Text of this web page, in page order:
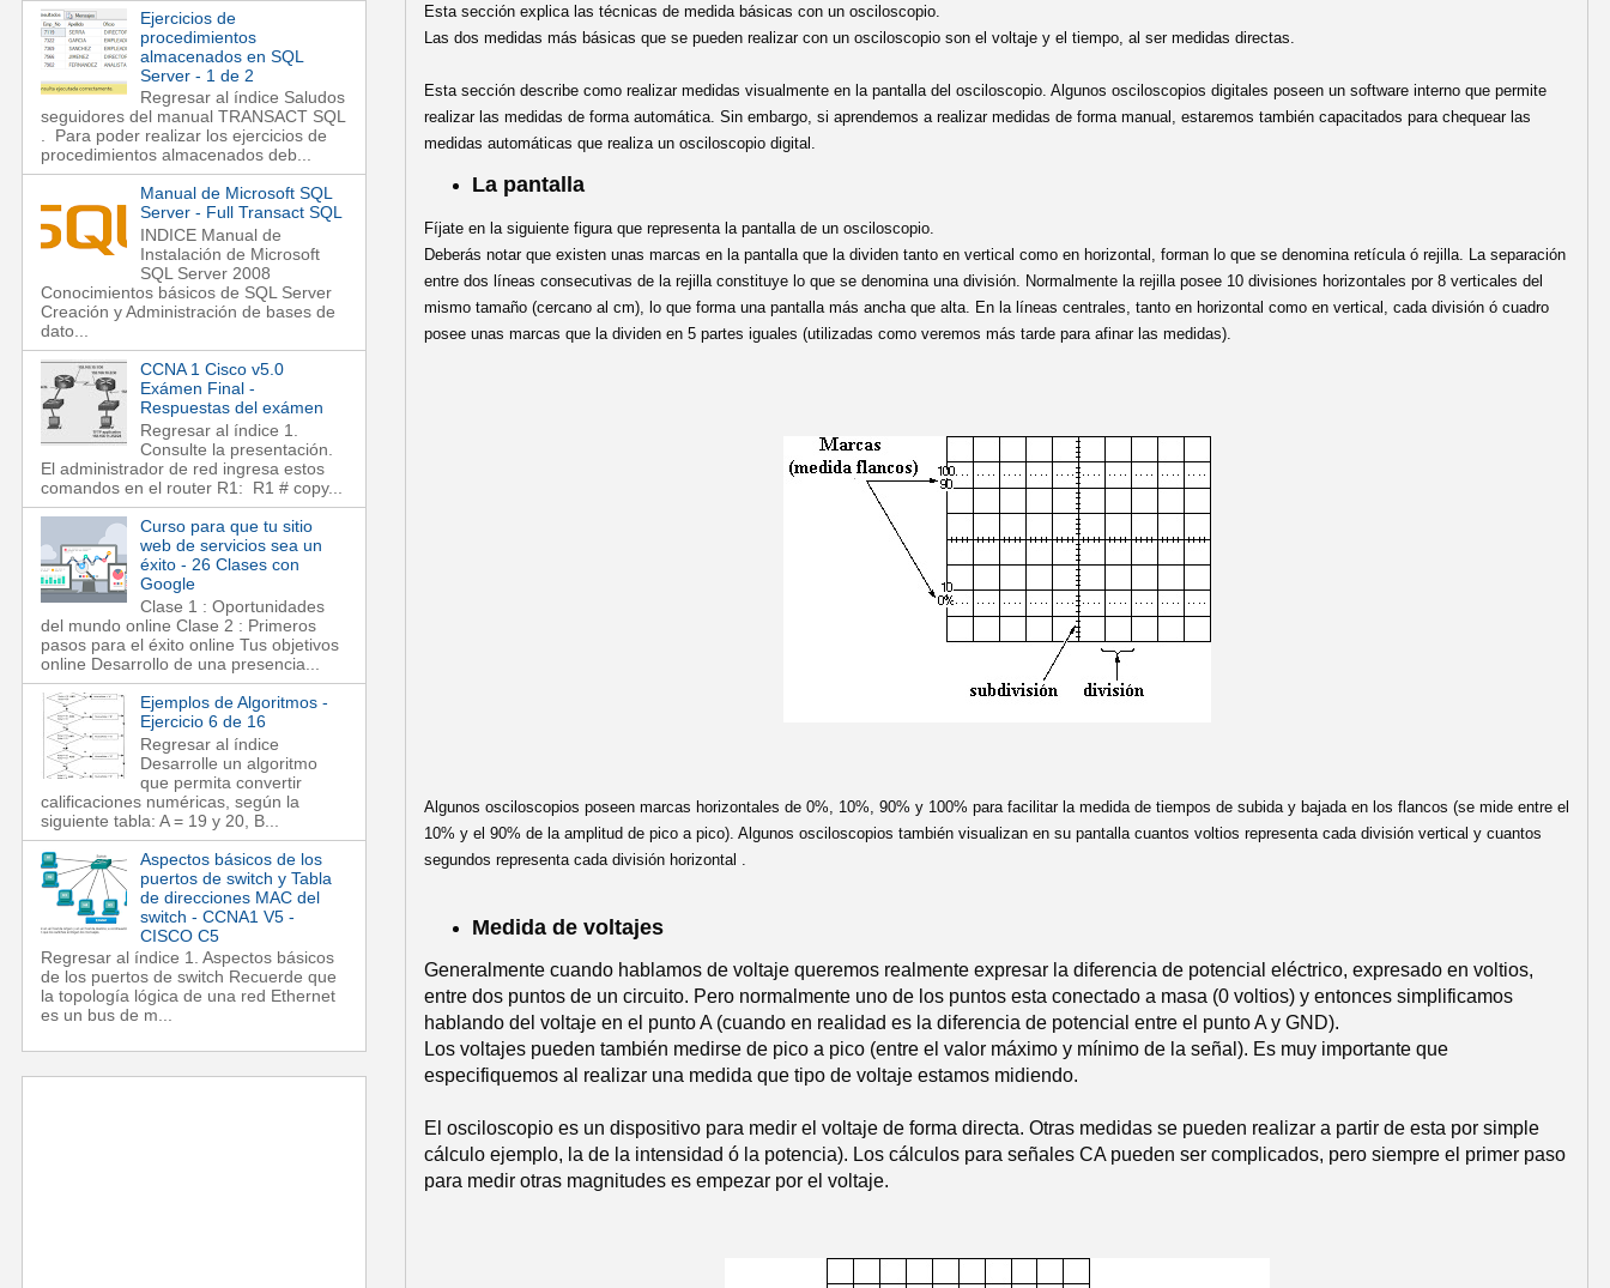
Esta sección explica las técnicas de medida básicas con un osciloscopio.
Las dos medidas más básicas que se pueden realizar con un osciloscopio son el voltaje y el tiempo, al ser medidas directas.
Esta sección describe como realizar medidas visualmente en la pantalla del osciloscopio. Algunos osciloscopios digitales poseen un software interno que permite
realizar las medidas de forma automática. Sin embargo, si aprendemos a realizar medidas de forma manual, estaremos también capacitados para chequear las
medidas automáticas que realiza un osciloscopio digital.
La pantalla
Fíjate en la siguiente figura que representa la pantalla de un osciloscopio.
Deberás notar que existen unas marcas en la pantalla que la dividen tanto en vertical como en horizontal, forman lo que se denomina retícula ó rejilla. La separación
entre dos líneas consecutivas de la rejilla constituye lo que se denomina una división. Normalmente la rejilla posee 10 divisiones horizontales por 8 verticales del
mismo tamaño (cercano al cm), lo que forma una pantalla más ancha que alta. En la líneas centrales, tanto en horizontal como en vertical, cada división ó cuadro
posee unas marcas que la dividen en 5 partes iguales (utilizadas como veremos más tarde para afinar las medidas).
Algunos osciloscopios poseen marcas horizontales de 0%, 10%, 90% y 100% para facilitar la medida de tiempos de subida y bajada en los flancos (se mide entre el
10% y el 90% de la amplitud de pico a pico). Algunos osciloscopios también visualizan en su pantalla cuantos voltios representa cada división vertical y cuantos
segundos representa cada división horizontal .
Medida de voltajes
Generalmente cuando hablamos de voltaje queremos realmente expresar la diferencia de potencial eléctrico, expresado en voltios,
entre dos puntos de un circuito. Pero normalmente uno de los puntos esta conectado a masa (0 voltios) y entonces simplificamos
hablando del voltaje en el punto A (cuando en realidad es la diferencia de potencial entre el punto A y GND).
Los voltajes pueden también medirse de pico a pico (entre el valor máximo y mínimo de la señal). Es muy importante que
especifiquemos al realizar una medida que tipo de voltaje estamos midiendo.
El osciloscopio es un dispositivo para medir el voltaje de forma directa. Otras medidas se pueden realizar a partir de esta por simple
cálculo ejemplo, la de la intensidad ó la potencia). Los cálculos para señales CA pueden ser complicados, pero siempre el primer paso
para medir otras magnitudes es empezar por el voltaje.
Ejercicios de
procedimientos
almacenados en SQL
Server - 1 de 2
Regresar al índice Saludos
seguidores del manual TRANSACT SQL
. Para poder realizar los ejercicios de
procedimientos almacenados deb...
Manual de Microsoft SQL
Server - Full Transact SQL
INDICE Manual de
Instalación de Microsoft
SQL Server 2008
Conocimientos básicos de SQL Server
Creación y Administración de bases de
dato...
CCNA 1 Cisco v5.0
Exámen Final -
Respuestas del exámen
Regresar al índice 1.
Consulte la presentación.
El administrador de red ingresa estos
comandos en el router R1: R1 # copy...
Curso para que tu sitio
web de servicios sea un
éxito - 26 Clases con
Google
Clase 1 : Oportunidades
del mundo online Clase 2 : Primeros
pasos para el éxito online Tus objetivos
online Desarrollo de una presencia...
Ejemplos de Algoritmos -
Ejercicio 6 de 16
Regresar al índice
Desarrolle un algoritmo
que permita convertir
calificaciones numéricas, según la
siguiente tabla: A = 19 y 20, B...
Aspectos básicos de los
puertos de switch y Tabla
de direcciones MAC del
switch - CCNA1 V5 -
CISCO C5
Regresar al índice 1. Aspectos básicos
de los puertos de switch Recuerde que
la topología lógica de una red Ethernet
es un bus de m...